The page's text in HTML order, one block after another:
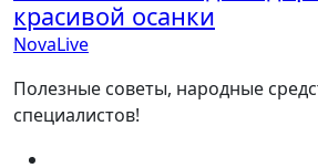
красивой осанки
NovaLive
Полезные советы, народные
специалистов!